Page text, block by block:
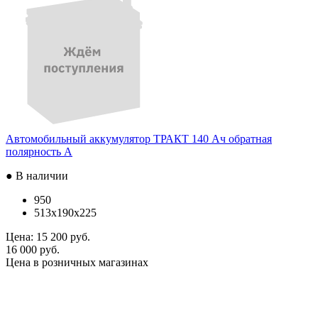
Автомобильный аккумулятор ТРАКТ 140 Ач обратная
полярность A
● В наличии
950
513x190x225
Цена: 15 200 руб.
16 000 руб.
Цена в розничных магазинах